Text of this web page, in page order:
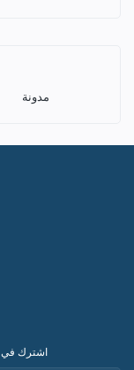
مدونة
اشترك في